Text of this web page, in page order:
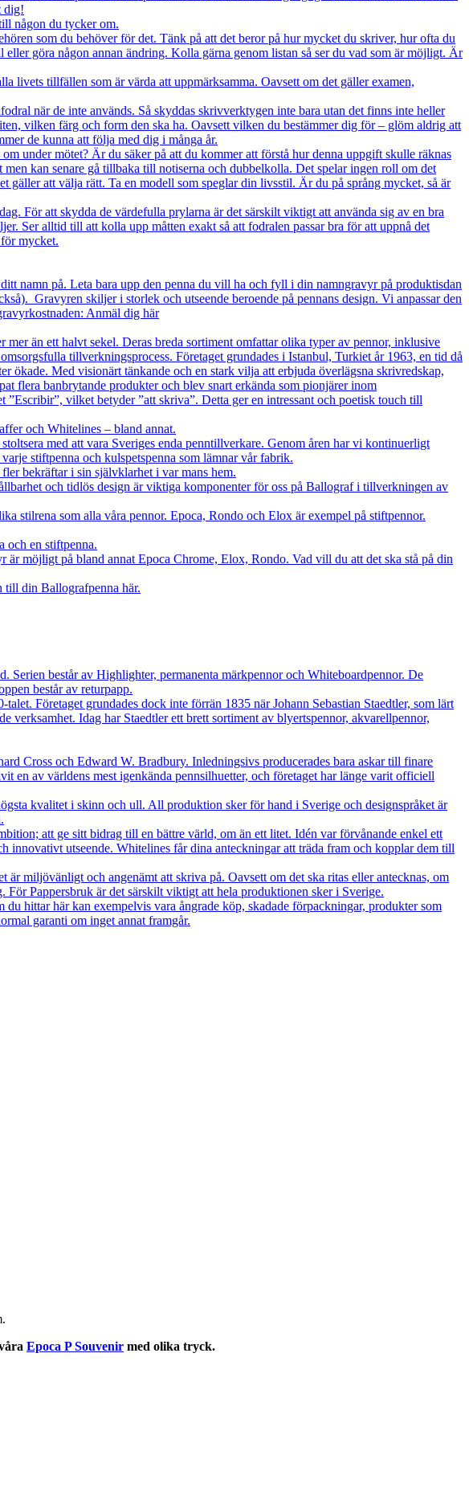
dig!
någon du tycker om.
som du behöver för det. Tänk på att det beror på hur mycket du skriver, hur ofta du
göra någon annan ändring. Kolla gärna genom listan så ser du vad som är möjligt. Är
tillfällen som är värda att uppmärksamma. Oavsett om det gäller examen,
när de inte används. Så skyddas skrivverktygen inte bara utan det finns inte heller
vilken färg och form den ska ha. Oavsett vilken du bestämmer dig för – glöm aldrig att
de kunna att följa med dig i många år.
mötet? Är du säker på att du kommer att förstå hur denna uppgift skulle räknas
kan senare gå tillbaka till notiserna och dubbelkolla. Det spelar ingen roll om det
att välja rätt. Ta en modell som speglar din livsstil. Är du på språng mycket, så är
För att skydda de värdefulla prylarna är det särskilt viktigt att använda sig av en bra
Ser alltid till att kolla upp måtten exakt så att fodralen passar bra för att uppnå det
mycket.
namn på. Leta bara upp den penna du vill ha och fyll i din namngravyr på produktisdan
Gravyren skiljer i storlek och utseende beroende på pennans design. Vi anpassar den
Anmäl dig här
än ett halvt sekel. Deras breda sortiment omfattar olika typer av pennor, inklusive
tillverkningsprocess. Företaget grundades i Istanbul, Turkiet år 1963, en tid då
Med visionärt tänkande och en stark vilja att erbjuda överlägsna skrivredskap,
flera banbrytande produkter och blev snart erkända som pionjärer inom
vilket betyder ”att skriva”. Detta ger en intressant och poetisk touch till
och Whitelines – bland annat.
med att vara Sveriges enda penntillverkare. Genom åren har vi kontinuerligt
stiftpenna och kulspetspenna som lämnar vår fabrik.
bekräftar i sin självklarhet i var mans hem.
och tidlös design är viktiga komponenter för oss på Ballograf i tillverkningen av
stilrena som alla våra pennor. Epoca, Rondo och Elox är exempel på stiftpennor.
och en stiftpenna.
möjligt på bland annat Epoca Chrome, Elox, Rondo. Vad vill du att det ska stå på din
till din Ballografpenna här.
består av Highlighter, permanenta märkpennor och Whiteboardpennor. De
består av returpapp.
Företaget grundades dock inte förrän 1835 när Johann Sebastian Staedtler, som lärt
verksamhet. Idag har Staedtler ett brett sortiment av blyertspennor, akvarellpennor,
Cross och Edward W. Bradbury. Inledningsivs producerades bara askar till finare
en av världens mest igenkända pennsilhuetter, och företaget har länge varit officiell
kvalitet i skinn och ull. All produktion sker för hand i Sverige och designspråket är
att ge sitt bidrag till en bättre värld, om än ett litet. Idén var förvånande enkel ett
innovativt utseende. Whitelines får dina anteckningar att träda fram och kopplar dem till
miljövänligt och angenämt att skriva på. Oavsett om det ska ritas eller antecknas, om
Pappersbruk är det särskilt viktigt att hela produktionen sker i Sverige.
hittar här kan exempelvis vara ångrade köp, skadade förpackningar, produkter som
garanti om inget annat framgår.
Epoca P Souvenir med olika tryck.